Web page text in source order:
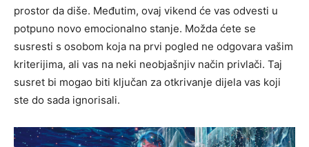
prostor da diše. Međutim, ovaj vikend će vas odvesti u
potpuno novo emocionalno stanje. Možda ćete se
susresti s osobom koja na prvi pogled ne odgovara vašim
kriterijima, ali vas na neki neobjašnjiv način privlači. Taj
susret bi mogao biti ključan za otkrivanje dijela vas koji
ste do sada ignorisali.